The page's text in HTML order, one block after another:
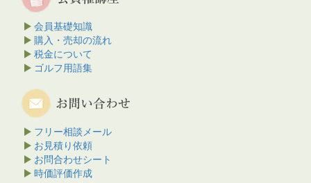
会員基礎知識
購入・売却の流れ
税金について
ゴルフ用語集
フリー相談メール
お見積り依頼
お問合わせシート
時価評価作成